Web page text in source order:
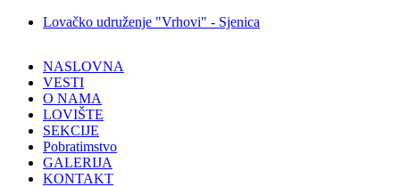
Lovačko udruženje "Vrhovi" - Sjenica
NASLOVNA
VESTI
O NAMA
LOVIŠTE
SEKCIJE
Pobratimstvo
GALERIJA
KONTAKT